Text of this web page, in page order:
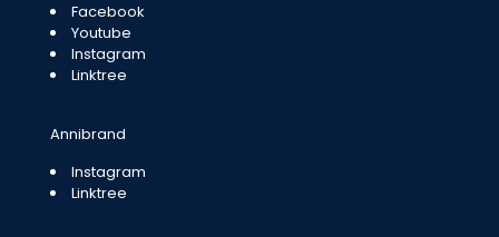
Facebook
Youtube
Instagram
Linktree
Annibrand
Instagram
Linktree